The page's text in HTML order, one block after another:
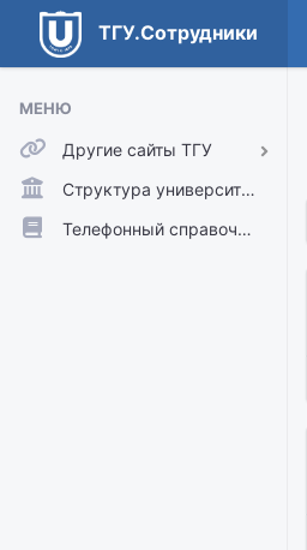
ТГУ.Сотрудники
МЕНЮ
Другие сайты ТГУ
ТГУ.Аккаунты
ТГУ.Расписание
Структура университета
Телефонный справочник